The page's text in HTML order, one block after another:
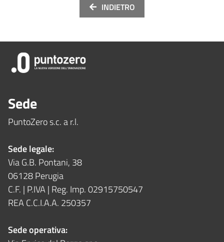
INDIETRO
Sede
PuntoZero s.c. a r.l.
Sede legale:
Via G.B. Pontani, 38
06128 Perugia
C.F. | P.IVA | Reg. Imp. 02915750547
REA C.C.I.A.A. 250357
Sede operativa: